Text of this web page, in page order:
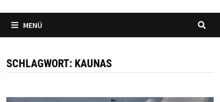
MENÜ
SCHLAGWORT: KAUNAS